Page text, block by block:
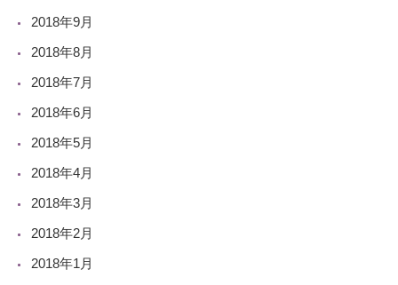
2018年9月
2018年8月
2018年7月
2018年6月
2018年5月
2018年4月
2018年3月
2018年2月
2018年1月